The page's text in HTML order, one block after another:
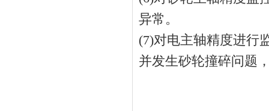
异常。
(7)对电主轴精度进行
并发生砂轮撞碎问题